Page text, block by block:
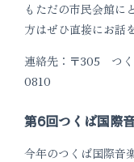
もただの市民会館に
方はぜひ直接にお話
連絡先：〒305 つ
0810
第6回つくば国際
今年のつくば国際音